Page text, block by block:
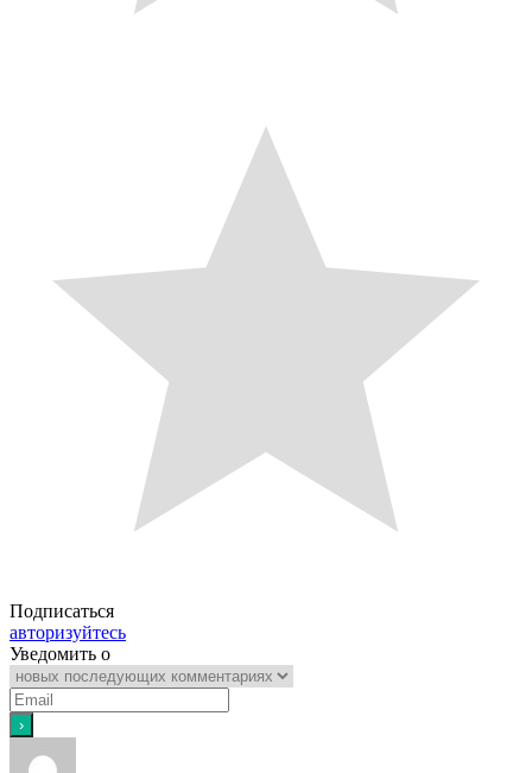
Подписаться
авторизуйтесь
Уведомить о